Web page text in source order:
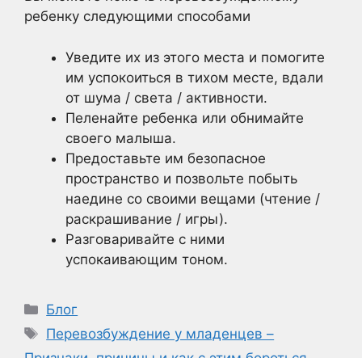
ребенку следующими способами
Уведите их из этого места и помогите
им успокоиться в тихом месте, вдали
от шума / света / активности.
Пеленайте ребенка или обнимайте
своего малыша.
Предоставьте им безопасное
пространство и позвольте побыть
наедине со своими вещами (чтение /
раскрашивание / игры).
Разговаривайте с ними
успокаивающим тоном.
Рубрики
Блог
Метки
Перевозбуждение у младенцев –